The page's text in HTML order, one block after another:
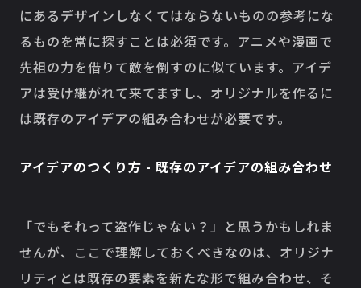
にあるデザインしなくてはならないものの参考にな
るものを常に探すことは必須です。アニメや漫画で
先祖の力を借りて敵を倒すのに似ています。アイデ
アは受け継がれて来てますし、オリジナルを作るに
は既存のアイデアの組み合わせが必要です。
アイデアのつくり方 - 既存のアイデアの組み合わせ
「でもそれって盗作じゃない？」と思うかもしれま
せんが、ここで理解しておくべきなのは、オリジナ
リティとは既存の要素を新たな形で組み合わせ、そ